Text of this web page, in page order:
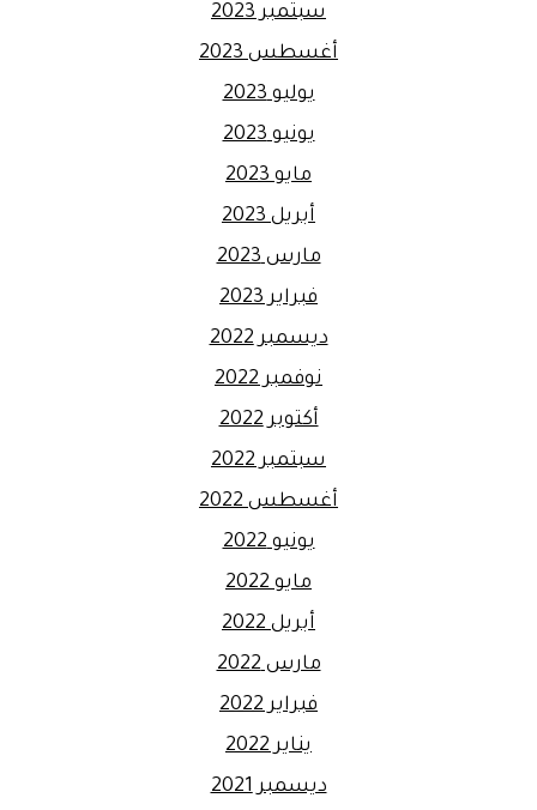
سبتمبر 2023
أغسطس 2023
يوليو 2023
يونيو 2023
مايو 2023
أبريل 2023
مارس 2023
فبراير 2023
ديسمبر 2022
نوفمبر 2022
أكتوبر 2022
سبتمبر 2022
أغسطس 2022
يونيو 2022
مايو 2022
أبريل 2022
مارس 2022
فبراير 2022
يناير 2022
ديسمبر 2021